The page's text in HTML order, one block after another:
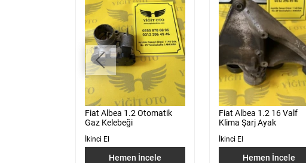
Fiat Albea 1.2 Otomatik
Gaz Kelebeği
İkinci El
Hemen İncele
Fiat Albea 1.2 16 Valf
Klima Şarj Ayak
İkinci El
Hemen İncele